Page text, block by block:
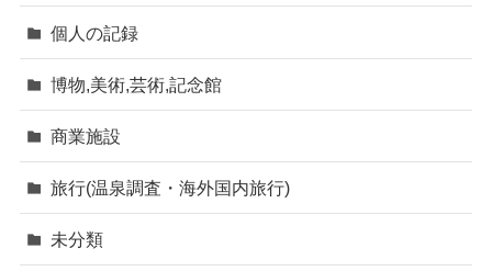
個人の記録
博物,美術,芸術,記念館
商業施設
旅行(温泉調査・海外国内旅行)
未分類